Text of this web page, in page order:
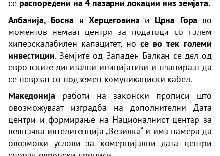
се распоредени на 4 пазарни локации низ земјата.
Албанија, Босна и Херцеговина и Црна Гора во
моментов немаат центри за податоци со голем
хиперскалабилен капацитет, но се во тек големи
инвестиции. Земјите од Западен Балкан се дел од
европските дигитални иницијативи и планираат да
се поврзат со подземен комуникациски кабел.
Македонија работи на законски прописи што
овозможуваат изградба на дополнителни Дата
центри и формирање на Националниот центар за
вештачка интелигенција „Везилка“ и има намера да
овозможи услови за комерцијални дата центри